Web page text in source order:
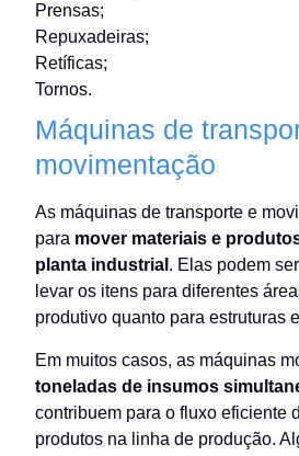
Prensas;
Repuxadeiras;
Retíficas;
Tornos.
Máquinas de
movimentação
As máquinas de transporte e
para mover materiais e
planta industrial . Elas podem
levar os itens para diferentes
produtivo quanto para estruturas
Em muitos casos, as máquinas
toneladas de insumos
contribuem para o fluxo eficiente
produtos na linha de produção.